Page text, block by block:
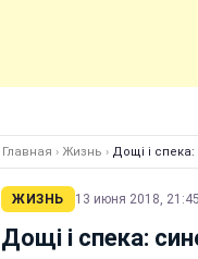
Главная › Жизнь › Дощі і
ЖИЗНЬ 13 июня 2018, 21:45
Дощі і спека: